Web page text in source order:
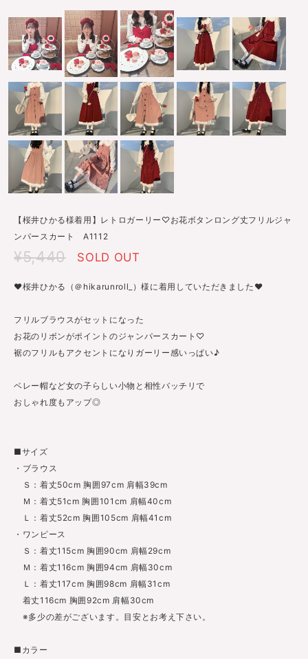
【桜井ひかる様着用】レトロガーリー♡お花ボタンロング丈フリルジャ
ンパースカート A1112
¥5,440 SOLD OUT
♥桜井ひかる（＠hikarunroll_）様に着用していただきました♥
フリルブラウスがセットになった
お花のリボンがポイントのジャンパースカート♡
裾のフリルもアクセントになりガーリー感いっぱい♪
ベレー帽など女の子らしい小物と相性バッチリで
おしゃれ度もアップ◎
■サイズ
・ブラウス
Ｓ：着丈50cm 胸囲97cm 肩幅39cm
Ｍ：着丈51cm 胸囲101cm 肩幅40cm
Ｌ：着丈52cm 胸囲105cm 肩幅41cm
・ワンピース
Ｓ：着丈115cm 胸囲90cm 肩幅29cm
Ｍ：着丈116cm 胸囲94cm 肩幅30cm
Ｌ：着丈117cm 胸囲98cm 肩幅31cm
着丈116cm 胸囲92cm 肩幅30cm
※多少の差がございます。目安とお考え下さい。
■カラー